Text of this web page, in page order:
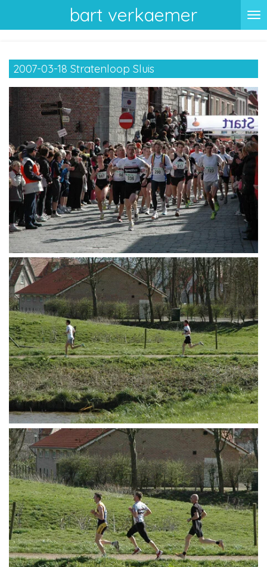
direct
de
hoofdinhoud
bart verkaemer
2007-03-18 Stratenloop Sluis